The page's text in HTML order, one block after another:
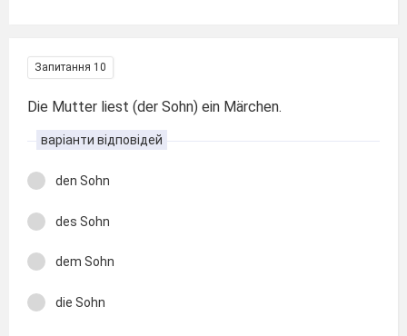
Запитання 10
Die Mutter liest (der Sohn) ein Märchen.
варіанти відповідей
den Sohn
des Sohn
dem Sohn
die Sohn